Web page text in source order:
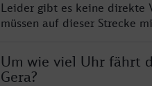
Leider gibt es keine direkte
müssen auf dieser Strecke
Um wie viel Uhr fährt
Gera?